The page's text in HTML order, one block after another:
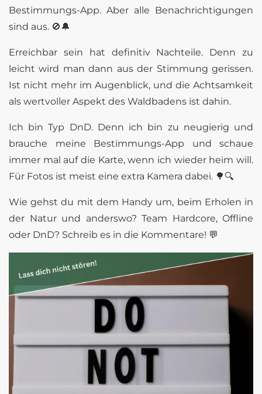
Bestimmungs-App. Aber alle Benachrichtigungen
sind aus. 🚫🔔
Erreichbar sein hat definitiv Nachteile. Denn zu
leicht wird man dann aus der Stimmung gerissen.
Ist nicht mehr im Augenblick, und die Achtsamkeit
als wertvoller Aspekt des Waldbadens ist dahin.
Ich bin Typ DnD. Denn ich bin zu neugierig und
brauche meine Bestimmungs-App und schaue
immer mal auf die Karte, wenn ich wieder heim will.
Für Fotos ist meist eine extra Kamera dabei. 🌳🔍
Wie gehst du mit dem Handy um, beim Erholen in
der Natur und anderswo? Team Hardcore, Offline
oder DnD? Schreib es in die Kommentare! 💬